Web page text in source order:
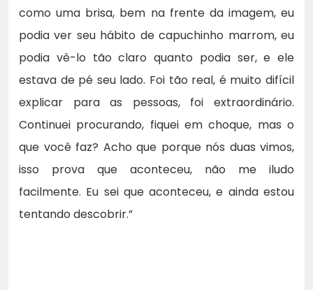
como uma brisa, bem na frente da imagem, eu
podia ver seu hábito de capuchinho marrom, eu
podia vê-lo tão claro quanto podia ser, e ele
estava de pé seu lado. Foi tão real, é muito difícil
explicar para as pessoas, foi extraordinário.
Continuei procurando, fiquei em choque, mas o
que você faz? Acho que porque nós duas vimos,
isso prova que aconteceu, não me iludo
facilmente. Eu sei que aconteceu, e ainda estou
tentando descobrir.”